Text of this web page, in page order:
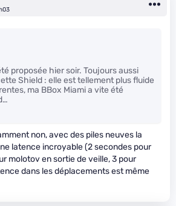
proposée hier soir. Toujours aussi
Shield : elle est tellement plus fluide
ma BBox Miami a vite été
non, avec des piles neuves la
latence incroyable (2 secondes pour
molotov en sortie de veille, 3 pour
dans les déplacements est même